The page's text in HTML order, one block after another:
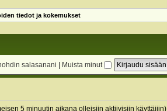
tiedot ja kokemukset
salasanani | Muista minut
5 minuutin aikana olleisiin aktiivisiin käyttäjiin)